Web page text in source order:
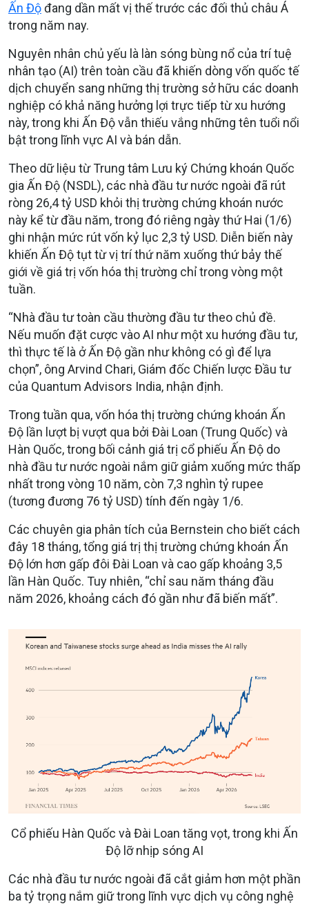
Ấn Độđang dần mất vị thế trước các đối thủ châu Á
trong năm nay.
Nguyên nhân chủ yếu là làn sóng bùng nổ của trí tuệ
nhân tạo (AI) trên toàn cầu đã khiến dòng vốn quốc tế
dịch chuyển sang những thị trường sở hữu các doanh
nghiệp có khả năng hưởng lợi trực tiếp từ xu hướng
này, trong khi Ấn Độ vẫn thiếu vắng những tên tuổi nổi
bật trong lĩnh vực AI và bán dẫn.
Theo dữ liệu từ Trung tâm Lưu ký Chứng khoán Quốc
gia Ấn Độ (NSDL), các nhà đầu tư nước ngoài đã rút
ròng 26,4 tỷ USD khỏi thị trường chứng khoán nước
này kể từ đầu năm, trong đó riêng ngày thứ Hai (1/6)
ghi nhận mức rút vốn kỷ lục 2,3 tỷ USD. Diễn biến này
khiến Ấn Độ tụt từ vị trí thứ năm xuống thứ bảy thế
giới về giá trị vốn hóa thị trường chỉ trong vòng một
tuần.
“Nhà đầu tư toàn cầu thường đầu tư theo chủ đề.
Nếu muốn đặt cược vào AI như một xu hướng đầu tư,
thì thực tế là ở Ấn Độ gần như không có gì để lựa
chọn”, ông Arvind Chari, Giám đốc Chiến lược Đầu tư
của Quantum Advisors India, nhận định.
Trong tuần qua, vốn hóa thị trường chứng khoán Ấn
Độ lần lượt bị vượt qua bởi Đài Loan (Trung Quốc) và
Hàn Quốc, trong bối cảnh giá trị cổ phiếu Ấn Độ do
nhà đầu tư nước ngoài nắm giữ giảm xuống mức thấp
nhất trong vòng 10 năm, còn 7,3 nghìn tỷ rupee
(tương đương 76 tỷ USD) tính đến ngày 1/6.
Các chuyên gia phân tích của Bernstein cho biết cách
đây 18 tháng, tổng giá trị thị trường chứng khoán Ấn
Độ lớn hơn gấp đôi Đài Loan và cao gấp khoảng 3,5
lần Hàn Quốc. Tuy nhiên, “chỉ sau năm tháng đầu
năm 2026, khoảng cách đó gần như đã biến mất”.
Cổ phiếu Hàn Quốc và Đài Loan tăng vọt, trong khi Ấn
Độ lỡ nhịp sóng AI
Các nhà đầu tư nước ngoài đã cắt giảm hơn một phần
ba tỷ trọng nắm giữ trong lĩnh vực dịch vụ công nghệ